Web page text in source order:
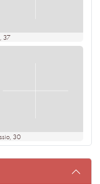
, 37
, 30